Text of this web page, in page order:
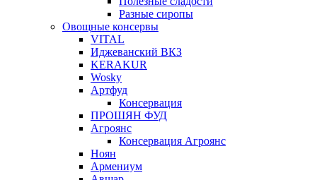
Разные сиропы
Овощные консервы
VITAL
Иджеванский ВКЗ
KERAKUR
Wosky
Артфуд
Консервация
ПРОШЯН ФУД
Агроянс
Консервация Агроянс
Ноян
Армениум